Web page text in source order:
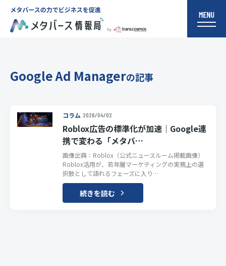
Google Ad Managerの記事
コラム 2026/04/02
Roblox広告の標準化が加速｜Google連
携で変わる「メタバ…
画像出典：Roblox（公式ニュースルーム掲載画像）
Roblox活用が、若年層マーケティングの実務上の選
択肢として語れるフェーズに入り…
続きを読む